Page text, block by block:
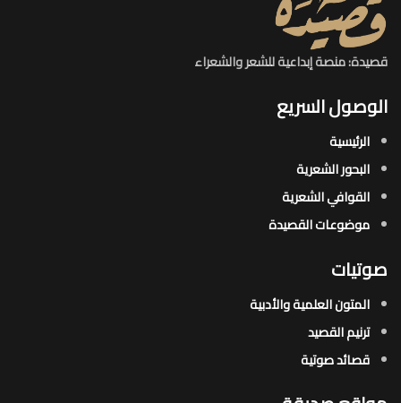
قصيدة: منصة إبداعية للشعر والشعراء
الوصول السريع
الرئيسية
البحور الشعرية​
القوافي الشعرية​
موضوعات القصيدة​
صوتيات
المتون العلمية والأدبية
ترنيم القصيد
قصائد صوتية